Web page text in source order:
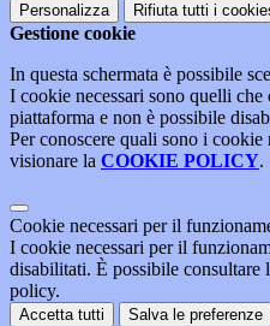
Personalizza Rifiuta tutti i
Gestione cookie
In questa schermata è possibile
I cookie necessari sono quelli
piattaforma e non è possibile
Per conoscere quali sono i
visionare la COOKIE POLICY.
Cookie necessari per il
I cookie necessari per il
disabilitati. È possibile consultare
policy.
Accetta tutti Salva le preferenze